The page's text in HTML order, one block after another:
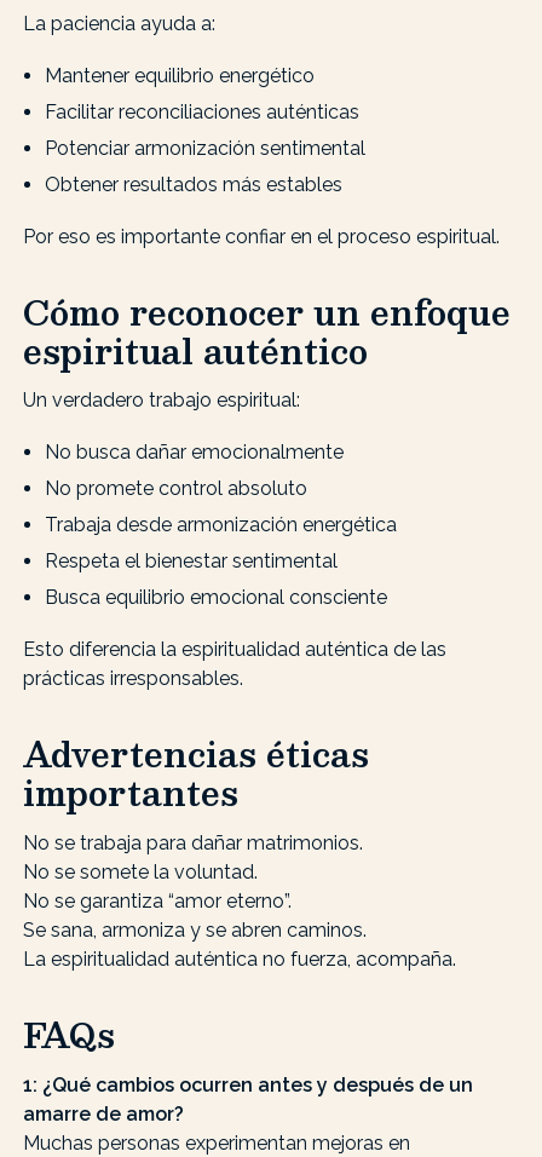
La paciencia ayuda a:
Mantener equilibrio energético
Facilitar reconciliaciones auténticas
Potenciar armonización sentimental
Obtener resultados más estables
Por eso es importante confiar en el proceso espiritual.
Cómo reconocer un enfoque
espiritual auténtico
Un verdadero trabajo espiritual:
No busca dañar emocionalmente
No promete control absoluto
Trabaja desde armonización energética
Respeta el bienestar sentimental
Busca equilibrio emocional consciente
Esto diferencia la espiritualidad auténtica de las
prácticas irresponsables.
Advertencias éticas
importantes
No se trabaja para dañar matrimonios.
No se somete la voluntad.
No se garantiza “amor eterno”.
Se sana, armoniza y se abren caminos.
La espiritualidad auténtica no fuerza, acompaña.
FAQs
1: ¿Qué cambios ocurren antes y después de un
amarre de amor?
Muchas personas experimentan mejoras en